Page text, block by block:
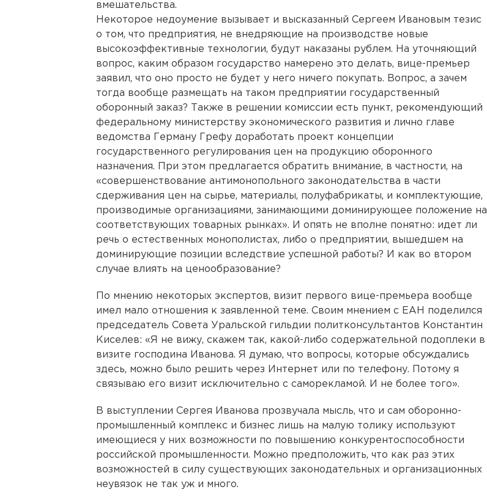
вмешательства.
Некоторое недоумение вызывает и высказанный Сергеем Ивановым тезис
о том, что предприятия, не внедряющие на производстве новые
высокоэффективные технологии, будут наказаны рублем. На уточняющий
вопрос, каким образом государство намерено это делать, вице-премьер
заявил, что оно просто не будет у него ничего покупать. Вопрос, а зачем
тогда вообще размещать на таком предприятии государственный
оборонный заказ? Также в решении комиссии есть пункт, рекомендующий
федеральному министерству экономического развития и лично главе
ведомства Герману Грефу доработать проект концепции
государственного регулирования цен на продукцию оборонного
назначения. При этом предлагается обратить внимание, в частности, на
«совершенствование антимонопольного законодательства в части
сдерживания цен на сырье, материалы, полуфабрикаты, и комплектующие,
производимые организациями, занимающими доминирующее положение на
соответствующих товарных рынках». И опять не вполне понятно: идет ли
речь о естественных монополистах, либо о предприятии, вышедшем на
доминирующие позиции вследствие успешной работы? И как во втором
случае влиять на ценообразование?
По мнению некоторых экспертов, визит первого вице-премьера вообще
имел мало отношения к заявленной теме. Своим мнением с ЕАН поделился
председатель Совета Уральской гильдии политконсультантов Константин
Киселев: «Я не вижу, скажем так, какой-либо содержательной подоплеки в
визите господина Иванова. Я думаю, что вопросы, которые обсуждались
здесь, можно было решить через Интернет или по телефону. Потому я
связываю его визит исключительно с саморекламой. И не более того».
В выступлении Сергея Иванова прозвучала мысль, что и сам оборонно-
промышленный комплекс и бизнес лишь на малую толику используют
имеющиеся у них возможности по повышению конкурентоспособности
российской промышленности. Можно предположить, что как раз этих
возможностей в силу существующих законодательных и организационных
неувязок не так уж и много.